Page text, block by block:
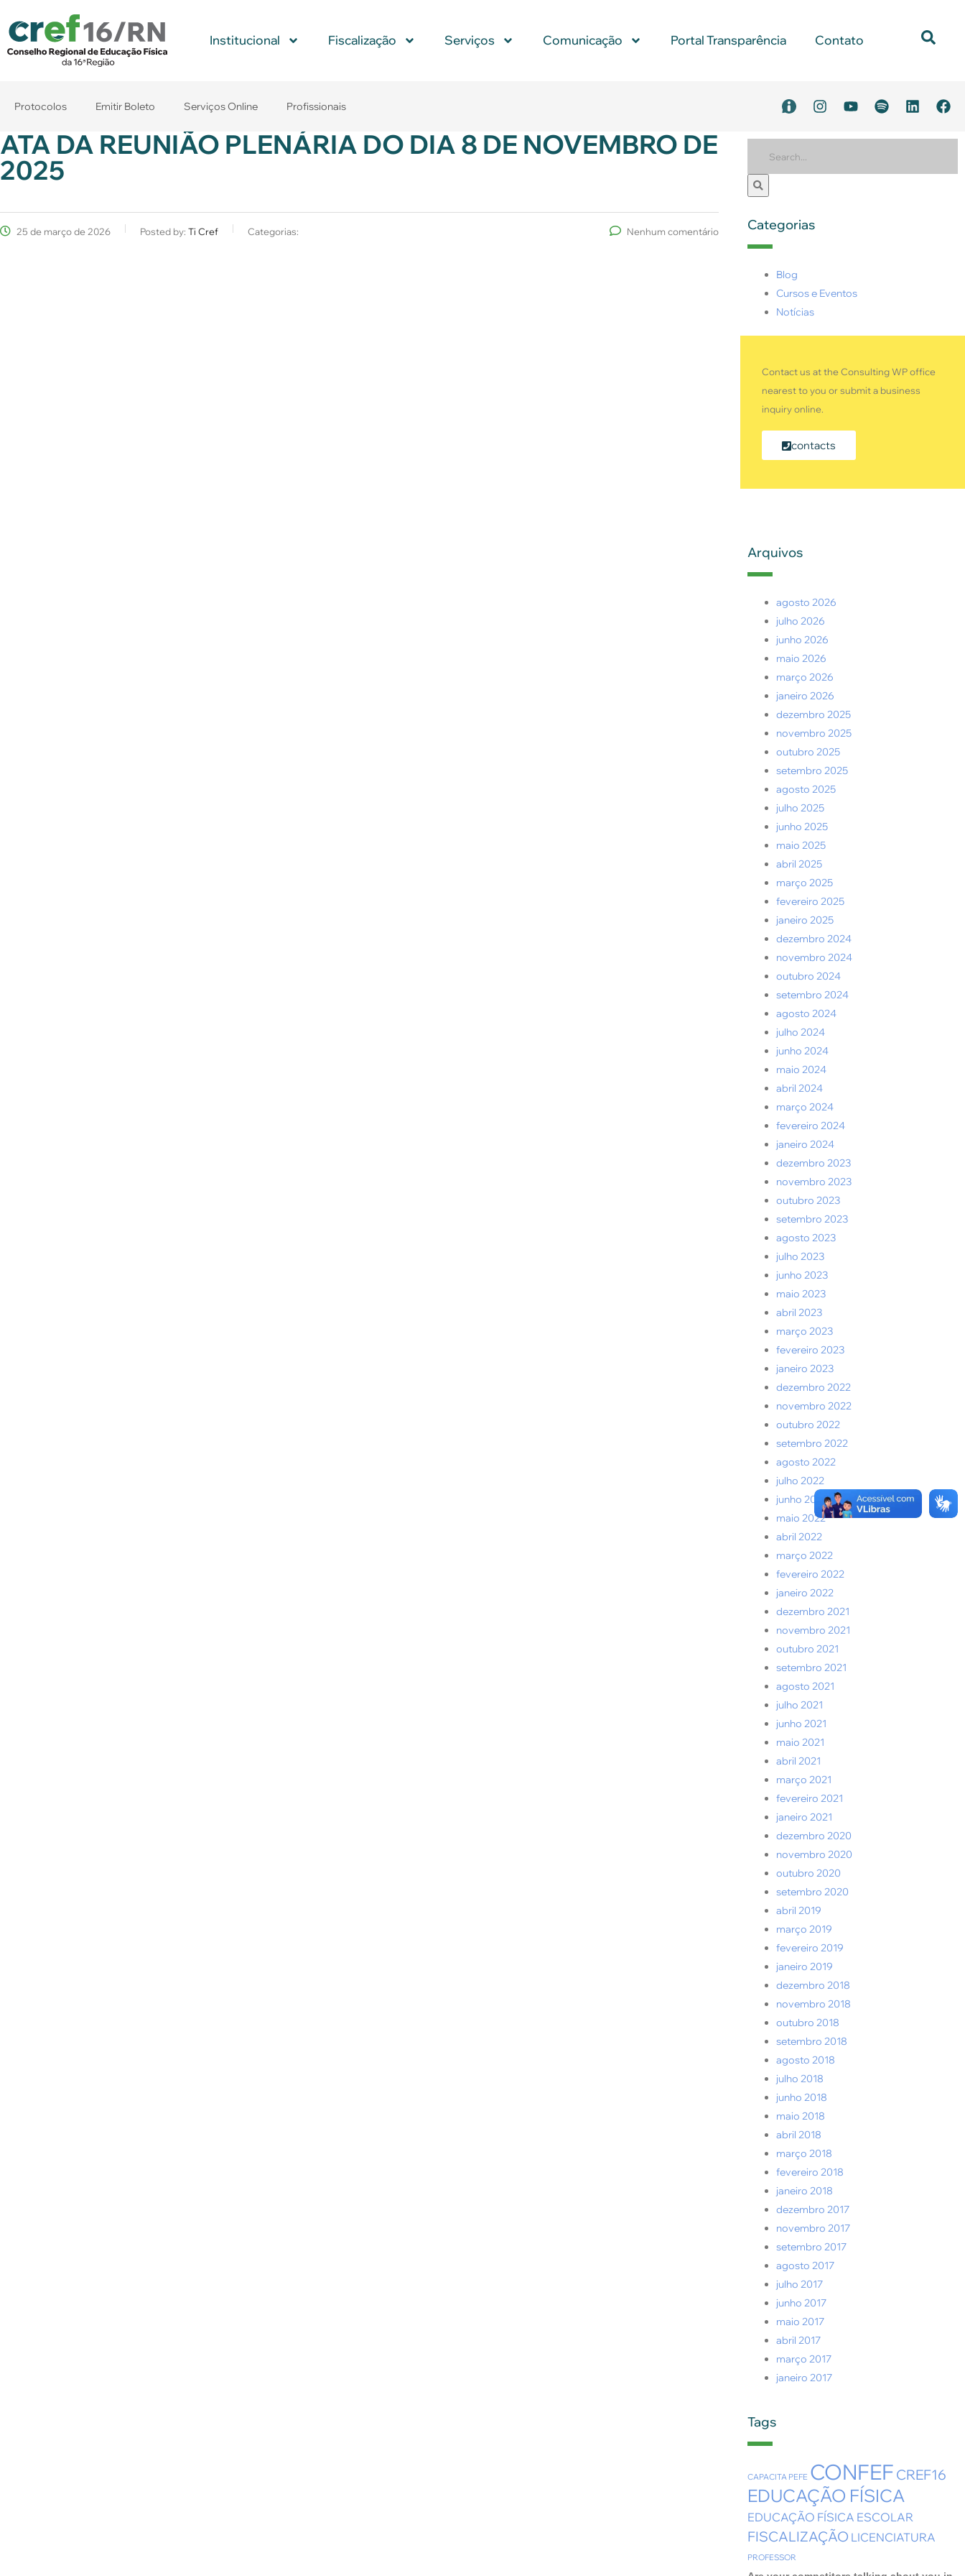
Institucional Fiscalização Serviços Comunicação Portal Transparência Contato
Protocolos Emitir Boleto Serviços Online Profissionais
ATA DA REUNIÃO PLENÁRIA DO DIA 8 DE NOVEMBRO DE
2025
25 de março de 2026 Posted by: Ti Cref Categorias: Nenhum comentário Categorias
Blog
Cursos e Eventos
Notícias
Contact us at the Consulting WP office
nearest to you or submit a business
inquiry online.
contacts
Arquivos
agosto 2026
julho 2026
junho 2026
maio 2026
março 2026
janeiro 2026
dezembro 2025
novembro 2025
outubro 2025
setembro 2025
agosto 2025
julho 2025
junho 2025
maio 2025
abril 2025
março 2025
fevereiro 2025
janeiro 2025
dezembro 2024
novembro 2024
outubro 2024
setembro 2024
agosto 2024
julho 2024
junho 2024
maio 2024
abril 2024
março 2024
fevereiro 2024
janeiro 2024
dezembro 2023
novembro 2023
outubro 2023
setembro 2023
agosto 2023
julho 2023
junho 2023
maio 2023
abril 2023
março 2023
fevereiro 2023
janeiro 2023
dezembro 2022
novembro 2022
outubro 2022
setembro 2022
agosto 2022
julho 2022
junho 2022
maio 2022
abril 2022
março 2022
fevereiro 2022
janeiro 2022
dezembro 2021
novembro 2021
outubro 2021
setembro 2021
agosto 2021
julho 2021
junho 2021
maio 2021
abril 2021
março 2021
fevereiro 2021
janeiro 2021
dezembro 2020
novembro 2020
outubro 2020
setembro 2020
abril 2019
março 2019
fevereiro 2019
janeiro 2019
dezembro 2018
novembro 2018
outubro 2018
setembro 2018
agosto 2018
julho 2018
junho 2018
maio 2018
abril 2018
março 2018
fevereiro 2018
janeiro 2018
dezembro 2017
novembro 2017
setembro 2017
agosto 2017
julho 2017
junho 2017
maio 2017
abril 2017
março 2017
janeiro 2017
Tags
CAPACITA PEFE CONFEF CREF16
EDUCAÇÃO FÍSICA
EDUCAÇÃO FÍSICA ESCOLAR
FISCALIZAÇÃO LICENCIATURA
PROFESSOR